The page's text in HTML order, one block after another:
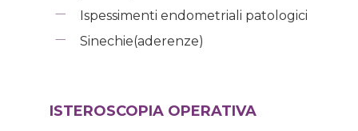
Ispessimenti endometriali patologici
Sinechie(aderenze)
ISTEROSCOPIA OPERATIVA